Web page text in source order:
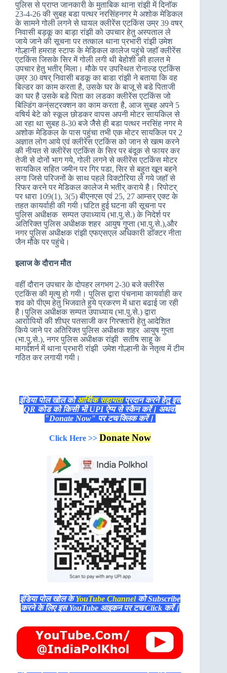
पुलिस से प्राप्त जानकारी के मुताबिक थाना रांझी में दिनाॅक
23-4-26 की सुबह बडा पत्थर नरसिंहनगर मे अशोक मेडिकल
के सामने गोली लगने से घायल क्लीरेंस एटकिंस उम्र 39 वषर्
निवासी बड़कू का बाड़ा रांझी को उपचार हेतु अस्पताल ले
जाये जाने की सूचना पर तत्काल थाना प्रभारी रांझी उमेश
गोल्हानी हमराह स्टाफ के मेडिकल कालेज पहुंचे जहाॅ क्लीरेंस
एटकिंस जिसके सिर में गोली लगी थी बेहोशी की हालत मे
उपचार हेतु भतीर् मिला। मौके पर उपस्थित रोनाल्ड एटकिंस
उम्र 30 वषर् निवासी बडकू का बाडा रांझी ने बताया कि वह
बिल्डर का काम करता है, उसके घर के बाजू से बडे पिताजी
का घर है उसके बडे पिता का लडका क्लीरेंस एटकिंस जो
बिल्डिंग कन्ंसट्रक्शन का काम करता है, आज सुबह अपने 5
वषिर्य बेटे को स्कूल छोडकर वापस अपनी मोटर सायकिल से
आ रहा था सुबह 8-30 बजे जैैसे ही बडा पत्थर नरसिंह नगर मे
अशोक मेडिकल के पास पहुंचा तभी एक मोटर सायकिल पर 2
अज्ञात लोग आये एवं क्लीरेंस एटकिंस को जान से खत्म करने
की नीयत से क्लीरेंस एटकिंस के सिर पर बंदूक से फायर कर
तेजी से दोनों भाग गये, गोली लगने से क्लीरेंस एटकिंस मोटर
सायकिल सहित जमीन पर गिर पडा, सिर से बहुत खून बहने
लगा जिसे परिजनों के साथ पहले विक्टोरिया ले गये जहाॅ से
रिफर करने पर मेडिकल कालेज मे भतीर् कराये है। रिपोटर्
पर धारा 109(1), 3(5) बीएनएस एवं 25, 27 आम्सर् एक्ट के
तहत कायर्वाही की गयी।घटित हुई घटना की सूचना पर
पुलिस अधीक्षक सम्पत उपाध्याय (भा.पु.से.) के निदेर्श पर
अतिरिक्त पुलिस अधीक्षक शहर आयुष गुप्ता (भा.पु.से.),और
नगर पुलिस अधीक्षक रांझी एफएसएल अधिकारी डाॅक्टर नीता
जैन मौके पर पहुंचे।
इलाज के दौरान मौत
वहीं दौरान उपचार के दोपहर लगभग 2-30 बजे क्लीरेंस
एटकिंस की मृत्यु हो गयी। पुलिस द्वारा पंचनामा कायर्वाही कर
शव को पीएम हेतु भिजवाते हुये प्रकरण में धारा बढाई जा रही
है।पुलिस अधीक्षक सम्पत उपाध्याय (भा.पु.से.) द्वारा
आराोपियों की शीघ्र पतसाजी कर गिरफ्तारी हेतु आदेशित
किये जाने पर अतिरिक्त पुलिस अधीक्षक शहर आयुष गुप्ता
(भा.पु.से.), नगर पुलिस अधीक्षक रांझी सतीष साहू के
मागर्दशर्न में थाना प्रभारी रांझी उमेश गोल्हानी के नेतृत्व में टीम
गठित कर लगायी गयी।
इंडिया पोल खोल कोआर्थिक सहायताप्रदान करने हेतु इस
QR कोड को किसी भी UPI ऐप्प से स्कैन करें। अथवा
"Donate Now" पर टच/क्लिक करें।
Click Here >> Donate Now
इंडिया पोल खोल केYouTube Channelको Subscribe
करने के लिए इस YouTube आइकन पर टच/Click करें।